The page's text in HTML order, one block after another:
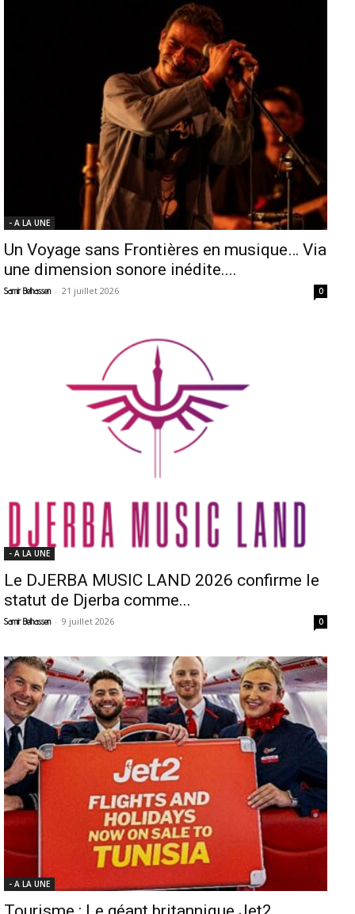
- A LA UNE
Un Voyage sans Frontières en musique… Via
une dimension sonore inédite....
Samir Belhassen - 21 juillet 2026 0
- A LA UNE
Le DJERBA MUSIC LAND 2026 confirme le
statut de Djerba comme...
Samir Belhassen - 9 juillet 2026 0
- A LA UNE